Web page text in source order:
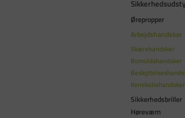
Ørepropper
Arbejdshandsker
Skærehandsker
Bomuldshandsker
Kemikaliehandsker
Sikkerhedsbriller
Høreværn